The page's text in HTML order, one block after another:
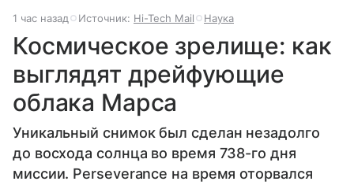
1 час назад Источник: Hi-Tech Mail Наука
Космическое зрелище: как
выглядят дрейфующие
облака Марса
Уникальный снимок был сделан незадолго
до восхода солнца во время 738-го дня
миссии. Perseverance на время оторвался